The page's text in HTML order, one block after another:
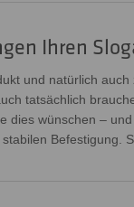
Ihren
und natürlich
tatsächlich
dies wünschen –
Befestigung.